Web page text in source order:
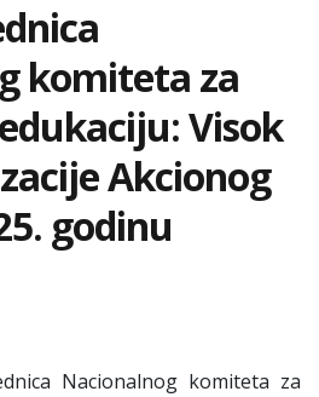
komiteta za
Visok
Akcionog
godinu
Nacionalnog komiteta za